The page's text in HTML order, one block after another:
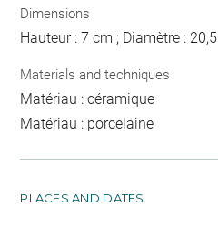
Dimensions
Hauteur : 7 cm ; Diamètre :
Materials and techniques
Matériau : céramique
Matériau : porcelaine
PLACES AND DATES